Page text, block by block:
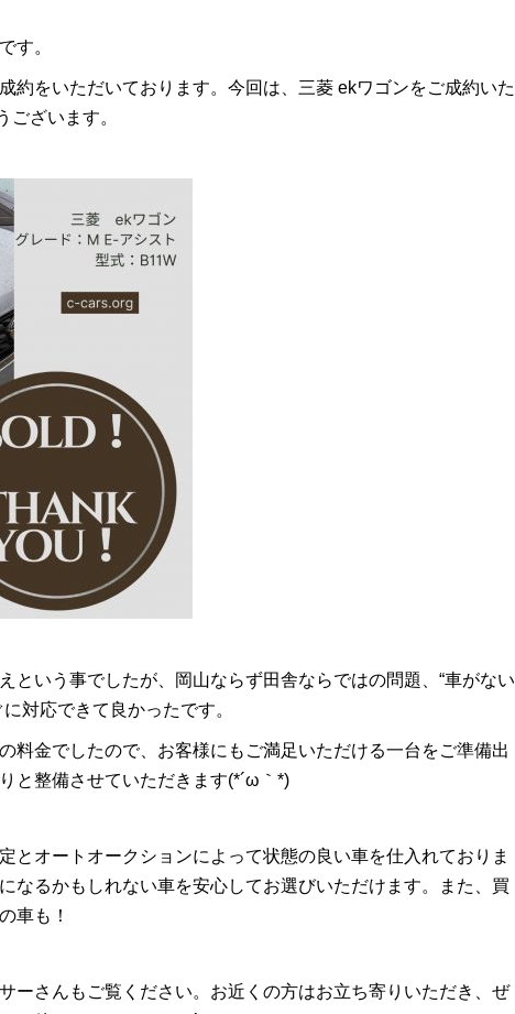
す。
約をいただいております。今回は、三菱 ekワゴンをご成約いた
ございます。
という事でしたが、岡山ならず田舎ならではの問題、“車がない
対応できて良かったです。
料金でしたので、お客様にもご満足いただける一台をご準備出
と整備させていただきます(*´ω｀*)
とオートオークションによって状態の良い車を仕入れておりま
なるかもしれない車を安心してお選びいただけます。また、買
車も！
ーさんもご覧ください。お近くの方はお立ち寄りいただき、ぜ